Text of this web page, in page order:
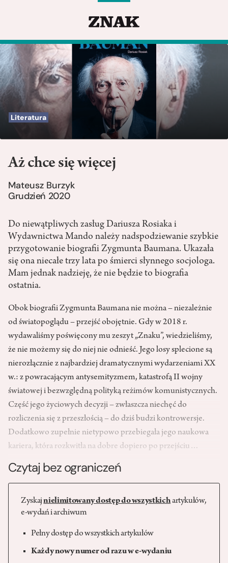
Literatura
Aż chce się więcej
Mateusz Burzyk
Grudzień 2020
Do niewątpliwych zasług Dariusza Rosiaka i
Wydawnictwa Mando należy nadspodziewanie szybkie
przygotowanie biografii Zygmunta Baumana. Ukazała
się ona niecałe trzy lata po śmierci słynnego socjologa.
Mam jednak nadzieję, że nie będzie to biografia
ostatnia.
Obok biografii Zygmunta Baumana nie można – niezależnie
od światopoglądu – przejść obojętnie. Gdy w 2018 r.
wydawaliśmy poświęcony mu zeszyt „Znaku”, wiedzieliśmy,
że nie możemy się do niej nie odnieść. Jego losy splecione są
nierozłącznie z najbardziej dramatycznymi wydarzeniami XX
w.: z powracającym antysemityzmem, katastrofą II wojny
światowej i bezwzględną polityką reżimów komunistycznych.
Część jego życiowych decyzji – zwłaszcza niechęć do
rozliczenia się z przeszłością – do dziś budzi kontrowersje.
Dodatkowo zupełnie nietypowo przebiegała jego naukowa
kariera, która rozkwitła na dobre dopiero po przejściu…
Czytaj bez ograniczeń
Zyskajnielimitowany dostęp do wszystkichartykułów,
e-wydań i archiwum
Pełny dostęp do wszystkich artykułów
Każdy nowy numer od razu w e-wydaniu